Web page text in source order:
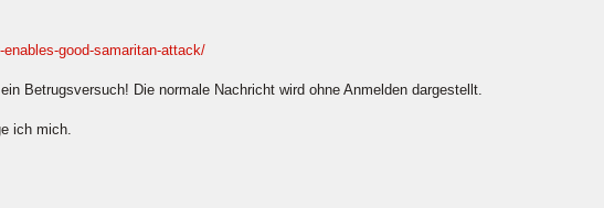
good-samaritan-attack/
Betrugsversuch! Die normale Nachricht wird ohne Anmelden dargestellt.
ich mich.